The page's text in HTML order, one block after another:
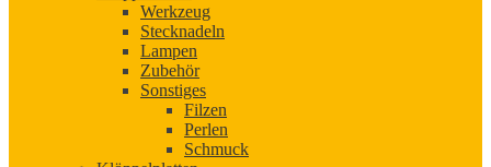
Werkzeug
Stecknadeln
Lampen
Zubehör
Sonstiges
Filzen
Perlen
Schmuck